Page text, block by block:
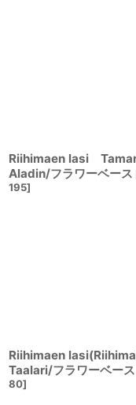
Riihimaen lasi
Aladin/フラワーベース
195]
Riihimaen
Taalari/フラワーベース
80]